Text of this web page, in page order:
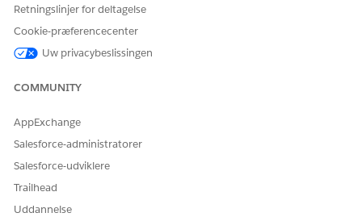
Få vist et eksempel på inddelingsintervallerne, og
juster om nødvendigt størrelse på inddelingsområdet.
Retningslinjer for deltagelse
Cookie-præferencecenter
Uw privacybeslissingen
COMMUNITY
AppExchange
Salesforce-administratorer
Salesforce-udviklere
Trailhead
Uddannelse